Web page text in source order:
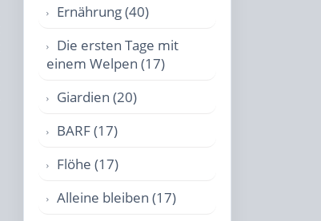
Ernährung (40)
Die ersten Tage mit
einem Welpen (17)
Giardien (20)
BARF (17)
Flöhe (17)
Alleine bleiben (17)